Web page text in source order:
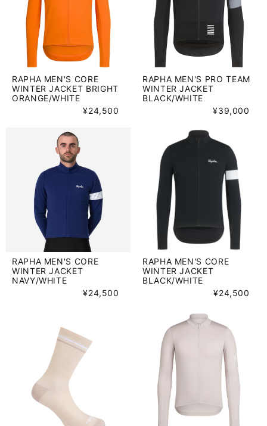
RAPHA MEN'S CORE
WINTER JACKET BRIGHT
ORANGE/WHITE
¥24,500
RAPHA MEN'S PRO TEAM
WINTER JACKET
BLACK/WHITE
¥39,000
RAPHA MEN'S CORE
WINTER JACKET
NAVY/WHITE
¥24,500
RAPHA MEN'S CORE
WINTER JACKET
BLACK/WHITE
¥24,500